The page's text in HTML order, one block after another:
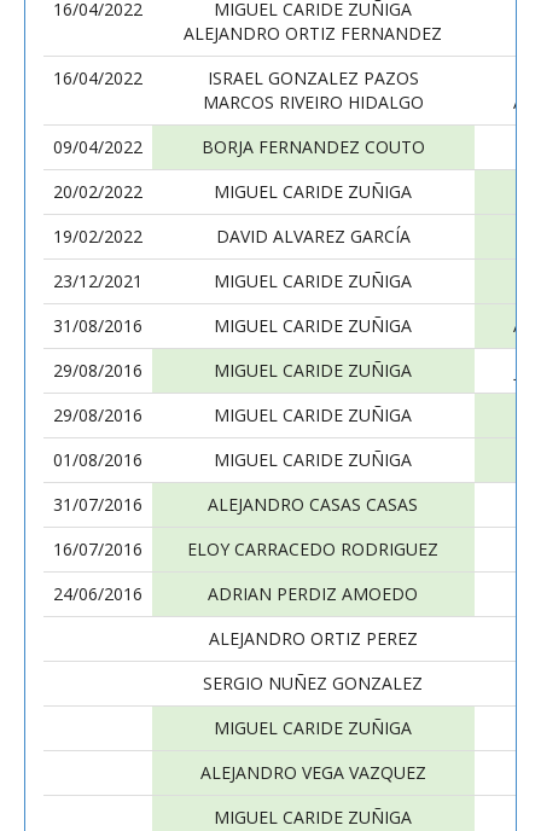
16/04/2022
MIGUEL CARIDE ZUÑIGA
ALEJANDRO ORTIZ FERNANDEZ
16/04/2022
ISRAEL GONZALEZ PAZOS
MARCOS RIVEIRO HIDALGO
09/04/2022
BORJA FERNANDEZ COUTO
20/02/2022
MIGUEL CARIDE ZUÑIGA
19/02/2022
DAVID ALVAREZ GARCÍA
23/12/2021
MIGUEL CARIDE ZUÑIGA
31/08/2016
MIGUEL CARIDE ZUÑIGA
29/08/2016
MIGUEL CARIDE ZUÑIGA
29/08/2016
MIGUEL CARIDE ZUÑIGA
01/08/2016
MIGUEL CARIDE ZUÑIGA
31/07/2016
ALEJANDRO CASAS CASAS
16/07/2016
ELOY CARRACEDO RODRIGUEZ
24/06/2016
ADRIAN PERDIZ AMOEDO
ALEJANDRO ORTIZ PEREZ
SERGIO NUÑEZ GONZALEZ
MIGUEL CARIDE ZUÑIGA
ALEJANDRO VEGA VAZQUEZ
MIGUEL CARIDE ZUÑIGA